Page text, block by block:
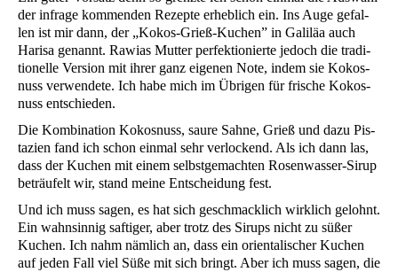
der infra­ge kom­men­den Rezep­te erheb­lich ein. Ins Auge gefal­
len ist mir dann, der „Kokos-Grieß-Kuchen” in Gali­läa auch
Hari­sa genannt. Rawi­as Mut­ter per­fek­tio­nier­te jedoch die tra­di­
tio­nel­le Ver­si­on mit ihrer ganz eige­nen Note, indem sie Kokos­
nuss ver­wen­de­te. Ich habe mich im Übri­gen für fri­sche Kokos­
nuss entschieden.
Die Kom­bi­na­ti­on Kokos­nuss, sau­re Sah­ne, Grieß und dazu Pis­
ta­zi­en fand ich schon ein­mal sehr ver­lo­ckend. Als ich dann las,
dass der Kuchen mit einem selbst­ge­mach­ten Rosen­was­ser-Sirup
beträu­felt wir, stand mei­ne Ent­schei­dung fest.
Und ich muss sagen, es hat sich geschmack­lich wirk­lich gelohnt.
Ein wahn­sin­nig saf­ti­ger, aber trotz des Sirups nicht zu süßer
Kuchen. Ich nahm näm­lich an, dass ein ori­en­ta­li­scher Kuchen
auf jeden Fall viel Süße mit sich bringt. Aber ich muss sagen, die